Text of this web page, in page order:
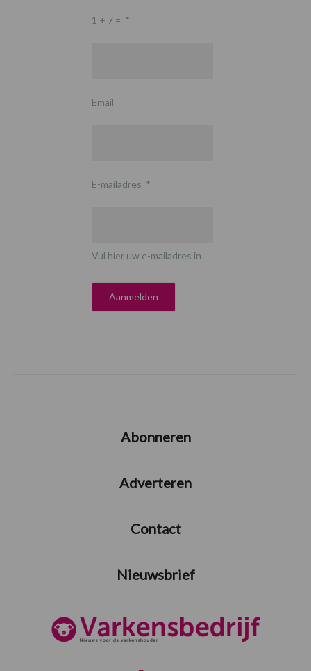
1 + 7 = *
Email
E-mailadres *
Vul hier uw e-mailadres in
Abonneren
Adverteren
Contact
Nieuwsbrief